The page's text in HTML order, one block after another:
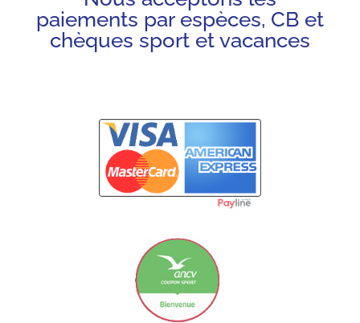
paiements par espèces, CB et
chèques sport et vacances
Carte Bancaire